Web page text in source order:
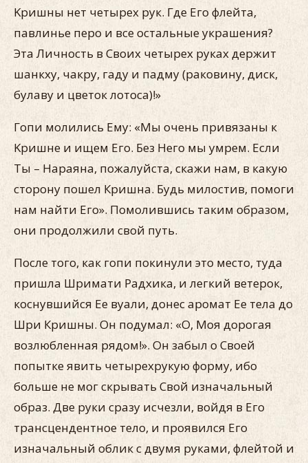
Kришны нет четырех рук. Где Его флейта,
павлинье перо и все остальные украшения?
Эта Личность в Своих четырех руках держит
шанкху, чакру, гаду и падму (раковину, диск,
булаву и цветок лотоса)!»
Гопи молились Ему: «Мы очень привязаны к
Kришне и ищем Его. Без Него мы умрем. Если
Ты – Нараяна, пожалуйста, скажи нам, в какую
сторону пошел Кришна. Будь милостив, помоги
нам найти Его». Помолившись таким образом,
они продолжили свой путь.
После того, как гопи покинули это место, туда
пришла Шримати Радхика, и легкий ветерок,
коснувшийся Ее вуали, донес аромат Ее тела до
Шри Кришны. Он подумал: «О, Моя дорогая
возлюбленная рядом!». Он забыл о Своей
попытке явить четырехрукую форму, ибо
больше не мог скрывать Свой изначальный
образ. Две руки сразу исчезли, войдя в Его
трансцендентное тело, и проявился Его
изначальный облик с двумя руками, флейтой и